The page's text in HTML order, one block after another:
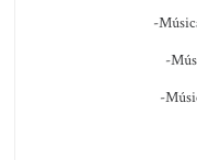
-
-
-